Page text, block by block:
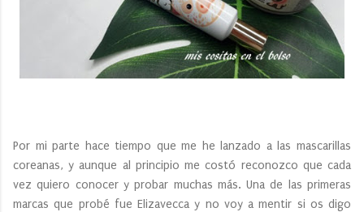
Por mi parte hace tiempo que me he lanzado a las mascarillas
coreanas, y aunque al principio me costó reconozco que cada
vez quiero conocer y probar muchas más. Una de las primeras
marcas que probé fue Elizavecca y no voy a mentir si os digo